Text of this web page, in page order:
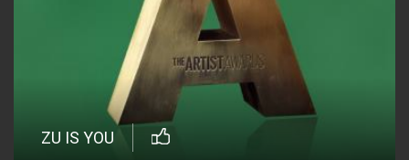
ZU IS YOU